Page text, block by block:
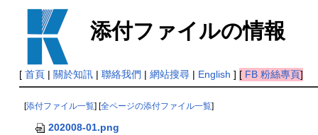
添付ファイルの情報
[ 首頁| 關於知訊| 聯絡我們 | 網站搜尋| English ] [FB 粉絲專頁]
[添付ファイル一覧] [全ページの添付ファイル一覧]
202008-01.png